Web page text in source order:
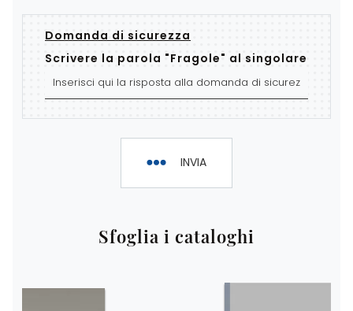
Sfoglia i cataloghi
Domanda di sicurezza
Scrivere la parola "Fragole" al singolare
INVIA